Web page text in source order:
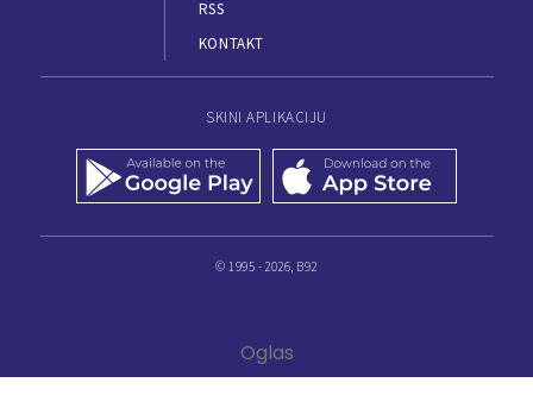
RSS
KONTAKT
SKINI APLIKACIJU
© 1995 - 2026, B92